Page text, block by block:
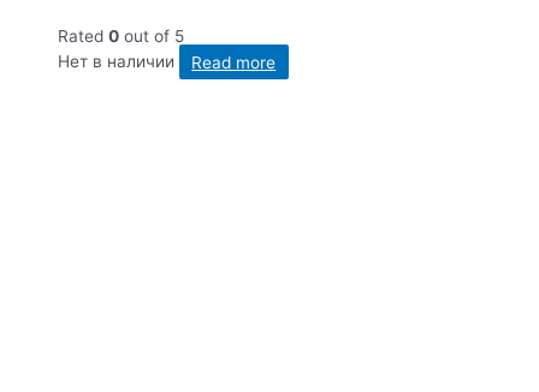
Rated 0 out of 5
Нет в наличии
Read more